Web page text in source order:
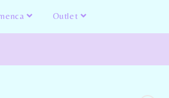
Outlet